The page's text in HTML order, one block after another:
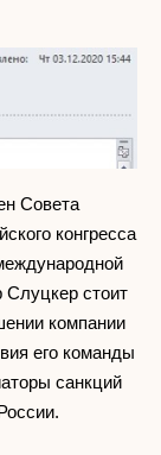
Совета
конгресса
Слуцкер стоит
компании
его команды
санкций